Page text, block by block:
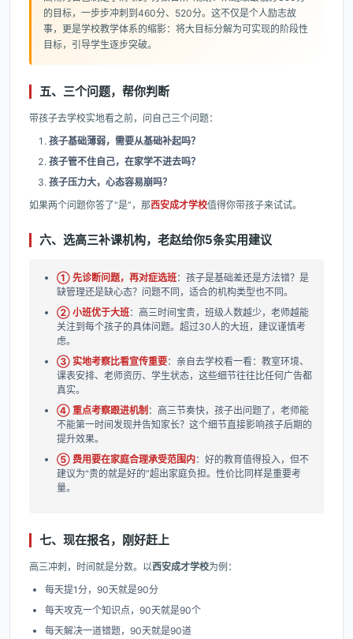
的目标，一步步冲刺到460分、520分。这不仅是个人励志故
事，更是学校教学体系的缩影：将大目标分解为可实现的阶段性
目标，引导学生逐步突破。
五、三个问题，帮你判断
带孩子去学校实地看之前，问自己三个问题：
孩子基础薄弱，需要从基础补起吗？
孩子管不住自己，在家学不进去吗？
孩子压力大，心态容易崩吗？
如果两个问题你答了“是”，那西安成才学校值得你带孩子来试试。
六、选高三补课机构，老赵给你5条实用建议
① 先诊断问题，再对症选班：孩子是基础差还是方法错？是
缺管理还是缺心态？问题不同，适合的机构类型也不同。
② 小班优于大班：高三时间宝贵，班级人数越少，老师越能
关注到每个孩子的具体问题。超过30人的大班，建议谨慎考
虑。
③ 实地考察比看宣传重要：亲自去学校看一看：教室环境、
课表安排、老师资历、学生状态，这些细节往往比任何广告都
真实。
④ 重点考察跟进机制 ：高三节奏快，孩子出问题了，老师能
不能第一时间发现并告知家长？这个细节直接影响孩子后期的
提升效果。
⑤ 费用要在家庭合理承受范围内：好的教育值得投入，但不
建议为“贵的就是好的”超出家庭负担。性价比同样是重要考
量。
七、现在报名，刚好赶上
高三冲刺，时间就是分数。以西安成才学校为例：
每天提1分，90天就是90分
每天攻克一个知识点，90天就是90个
每天解决一道错题，90天就是90道